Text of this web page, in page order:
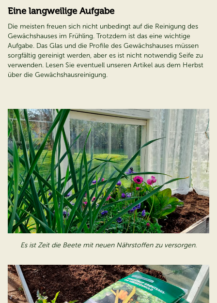
Eine langweilige Aufgabe
Die meisten freuen sich nicht unbedingt auf die Reinigung des
Gewächshauses im Frühling. Trotzdem ist das eine wichtige
Aufgabe. Das Glas und die Profile des Gewächshauses müssen
sorgfältig gereinigt werden, aber es ist nicht notwendig Seife zu
verwenden. Lesen Sie eventuell unseren Artikel aus dem Herbst
über die Gewächshausreinigung.
Es ist Zeit die Beete mit neuen Nährstoffen zu versorgen.